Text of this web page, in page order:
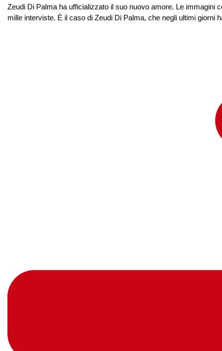
Zeudi Di Palma ha ufficializzato il suo nuovo amore. Le immagini
mille interviste. È il caso di Zeudi Di Palma, che negli ultimi giorni